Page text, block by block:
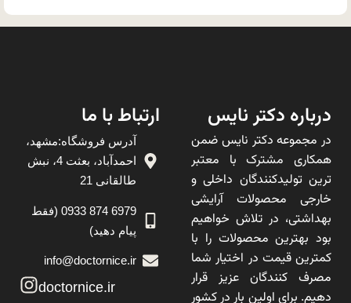
درباره دکتر نایس
در مجموعه دکتر نایس ضمن
همکاری مشترک با معتبر
ترین تولیدکنندگان داخلی و
خارجی محصولات آرایشی
بهداشتی، در تلاش خواهیم
بود بهترین محصولات را با
کمترین قیمت در اختیار شما
مصرف کنندگان عزیز قرار
دهیم. برای اولین بار در کشور
ارتباط با ما
آدرس فروشگاه:مشهد،
احمدآباد، بعثت 4، نبش
طالقانی 21
6979 874 0933 (فقط
پیام دهید)
info@doctornice.ir
doctornice.ir